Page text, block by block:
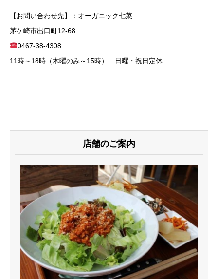
【お問い合わせ先】：オーガニック七菜
茅ケ崎市出口町12-68
0467-38-4308
11時～18時（木曜のみ～15時） 日曜・祝日定休
店舗のご案内